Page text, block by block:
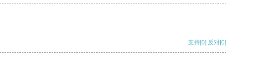
支持[0] 反对[0]